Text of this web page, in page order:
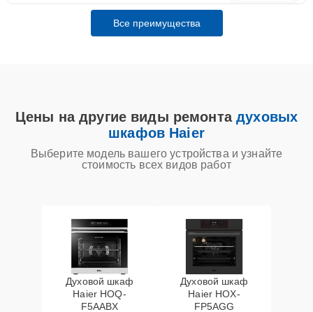
Все преимущества
Цены на другие виды ремонтадуховых
шкафов Haier
Выберите модель вашего устройства и узнайте
стоимость всех видов работ
Духовой шкаф
Haier HOQ-
F5AABX
Духовой шкаф
Haier HOX-
FP5AGG